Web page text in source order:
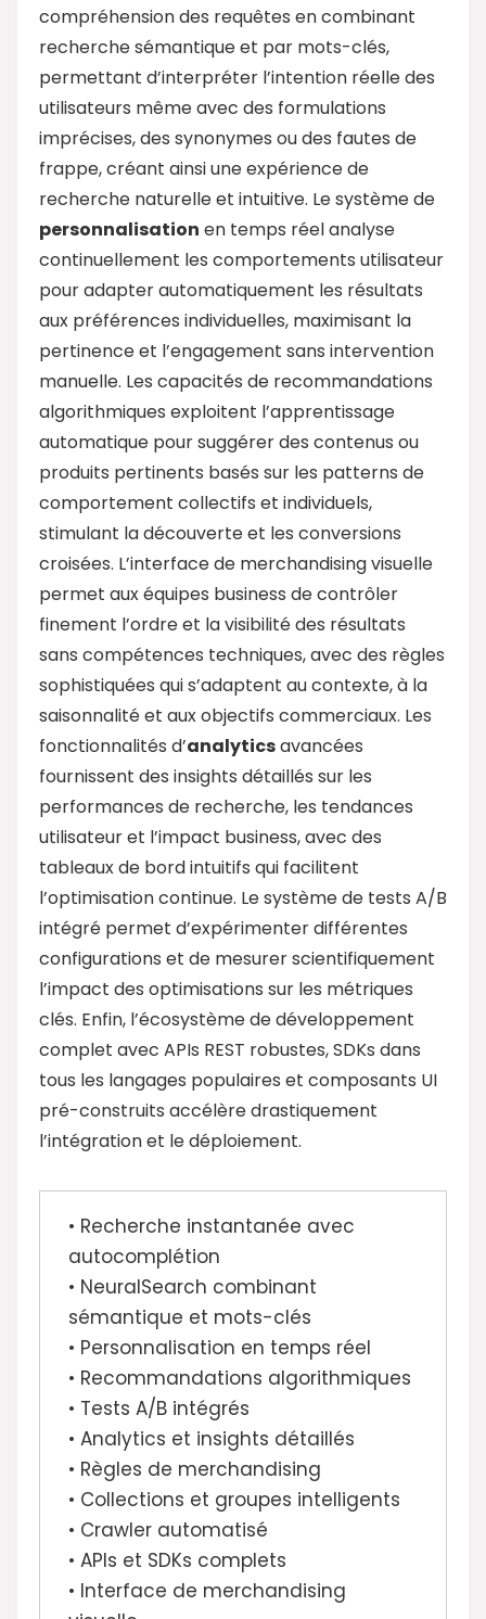
compréhension des requêtes en combinant
recherche sémantique et par mots-clés,
permettant d’interpréter l’intention réelle des
utilisateurs même avec des formulations
imprécises, des synonymes ou des fautes de
frappe, créant ainsi une expérience de
recherche naturelle et intuitive. Le système de
personnalisation en temps réel analyse
continuellement les comportements utilisateur
pour adapter automatiquement les résultats
aux préférences individuelles, maximisant la
pertinence et l’engagement sans intervention
manuelle. Les capacités de recommandations
algorithmiques exploitent l’apprentissage
automatique pour suggérer des contenus ou
produits pertinents basés sur les patterns de
comportement collectifs et individuels,
stimulant la découverte et les conversions
croisées. L’interface de merchandising visuelle
permet aux équipes business de contrôler
finement l’ordre et la visibilité des résultats
sans compétences techniques, avec des règles
sophistiquées qui s’adaptent au contexte, à la
saisonnalité et aux objectifs commerciaux. Les
fonctionnalités d’analyticsavancées
fournissent des insights détaillés sur les
performances de recherche, les tendances
utilisateur et l’impact business, avec des
tableaux de bord intuitifs qui facilitent
l’optimisation continue. Le système de tests A/B
intégré permet d’expérimenter différentes
configurations et de mesurer scientifiquement
l’impact des optimisations sur les métriques
clés. Enfin, l’écosystème de développement
complet avec APIs REST robustes, SDKs dans
tous les langages populaires et composants UI
pré-construits accélère drastiquement
l’intégration et le déploiement.
• Recherche instantanée avec
autocomplétion
• NeuralSearch combinant
sémantique et mots-clés
• Personnalisation en temps réel
• Recommandations algorithmiques
• Tests A/B intégrés
• Analytics et insights détaillés
• Règles de merchandising
• Collections et groupes intelligents
• Crawler automatisé
• APIs et SDKs complets
• Interface de merchandising